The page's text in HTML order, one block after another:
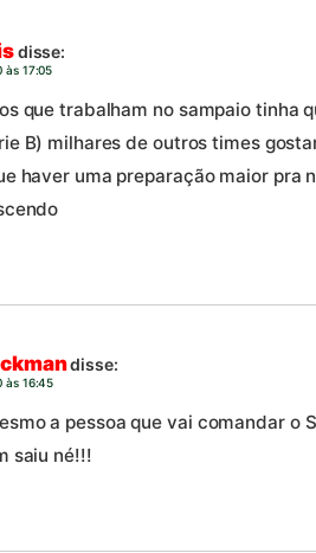
disse:
às 17:05
que trabalham no sampaio tinha
B) milhares de outros times
haver uma preparação maior pra
disse:
às 16:45
a pessoa que vai comandar o
saiu né!!!